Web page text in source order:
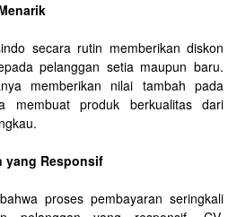
secara rutin memberikan diskon
pelanggan setia maupun baru.
memberikan nilai tambah pada
membuat produk berkualitas dari
yang Responsif
proses pembayaran seringkali